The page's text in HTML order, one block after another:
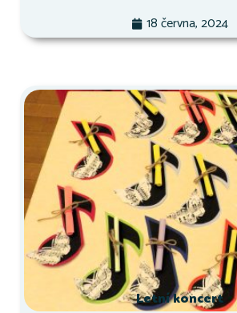
18 června, 2024
Letní koncert